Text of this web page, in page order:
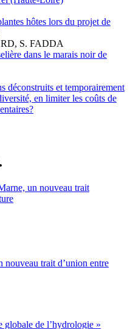
hôtes lors du projet de
S. FADDA
dans le marais noir de
déconstruits et temporairement
en limiter les coûts de
nouveau trait d’union entre